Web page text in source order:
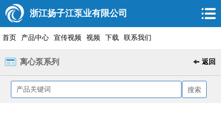
浙江扬子江泵业有限公司
首页 产品中心 宣传视频 视频 下载 联系我们
离心泵系列 返回